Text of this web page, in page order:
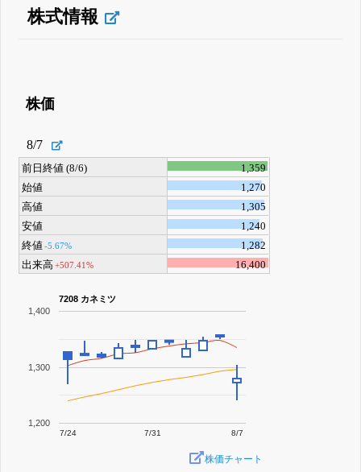
株式情報
株価
8/7
前日終値 (8/6)
1,359
始値
1,270
高値
1,305
安値
1,240
終値-5.67%
1,282
出来高+507.41% 16,400
7208 カネミツ
7/24 7/31 8/7
1,200
1,300
1,400
株価チャート